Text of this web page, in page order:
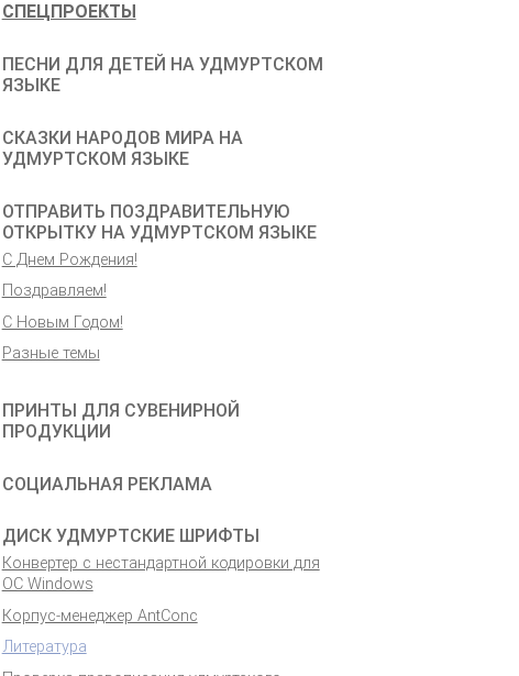
СПЕЦПРОЕКТЫ
ПЕСНИ ДЛЯ ДЕТЕЙ НА УДМУРТСКОМ
ЯЗЫКЕ
СКАЗКИ НАРОДОВ МИРА НА
УДМУРТСКОМ ЯЗЫКЕ
ОТПРАВИТЬ ПОЗДРАВИТЕЛЬНУЮ
ОТКРЫТКУ НА УДМУРТСКОМ ЯЗЫКЕ
С Днем Рождения!
Поздравляем!
С Новым Годом!
Разные темы
ПРИНТЫ ДЛЯ СУВЕНИРНОЙ
ПРОДУКЦИИ
СОЦИАЛЬНАЯ РЕКЛАМА
ДИСК УДМУРТСКИЕ ШРИФТЫ
Конвертер с нестандартной кодировки для
ОС Windows
Корпус-менеджер AntConc
Литература